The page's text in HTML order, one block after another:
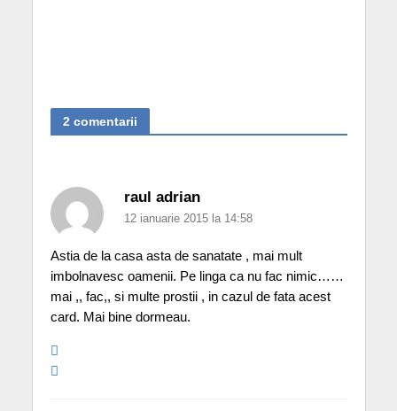
2 comentarii
raul adrian
12 ianuarie 2015 la 14:58
Astia de la casa asta de sanatate , mai mult
imbolnavesc oamenii. Pe linga ca nu fac nimic……
mai ,, fac,, si multe prostii , in cazul de fata acest
card. Mai bine dormeau.